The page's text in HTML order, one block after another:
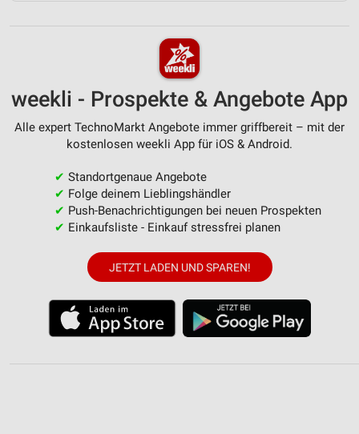
weekli - Prospekte & Angebote App
Alle expert TechnoMarkt Angebote immer griffbereit – mit der
kostenlosen weekli App für iOS & Android.
✔ Standortgenaue Angebote
✔ Folge deinem Lieblingshändler
✔ Push-Benachrichtigungen bei neuen Prospekten
✔ Einkaufsliste - Einkauf stressfrei planen
JETZT LADEN UND SPAREN!